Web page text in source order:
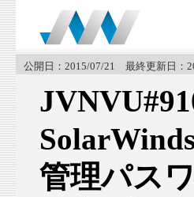
公開日：2015/07/21 最終更新日：
管理パス